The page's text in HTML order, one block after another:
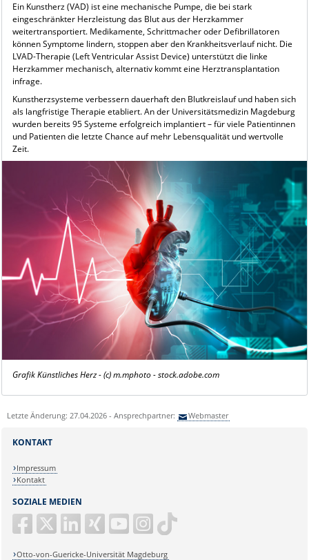
Ein Kunstherz (VAD) ist eine mechanische Pumpe, die bei stark
eingeschränkter Herzleistung das Blut aus der Herzkammer
weitertransportiert. Medikamente, Schrittmacher oder Defibrillatoren
können Symptome lindern, stoppen aber den Krankheitsverlauf nicht. Die
LVAD-Therapie (Left Ventricular Assist Device) unterstützt die linke
Herzkammer mechanisch, alternativ kommt eine Herztransplantation
infrage.
Kunstherzsysteme verbessern dauerhaft den Blutkreislauf und haben sich
als langfristige Therapie etabliert. An der Universitätsmedizin Magdeburg
wurden bereits 95 Systeme erfolgreich implantiert – für viele Patientinnen
und Patienten die letzte Chance auf mehr Lebensqualität und wertvolle
Zeit.
Grafik Künstliches Herz - (c) m.mphoto - stock.adobe.com
Letzte Änderung: 27.04.2026 - Ansprechpartner: Webmaster
SOZIALE MEDIEN
Otto-von-Guericke-Universität Magdeburg
KONTAKT
Impressum
Kontakt